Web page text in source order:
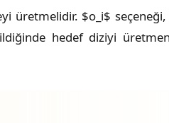
üretmelidir. $o_i$
hedef diziyi